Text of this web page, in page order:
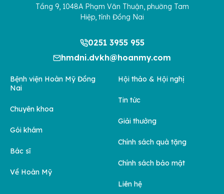
Tầng 9, 1048A Phạm Văn Thuận, phường Tam
Hiệp, tỉnh Đồng Nai
0251 3955 955
hmdni.dvkh@hoanmy.com
Bệnh viện Hoàn Mỹ Đồng
Nai
Chuyên khoa
Gói khám
Bác sĩ
Về Hoàn Mỹ
Hội thảo & Hội nghị
Tin tức
Giải thưởng
Chính sách quà tặng
Chính sách bảo mật
Liên hệ